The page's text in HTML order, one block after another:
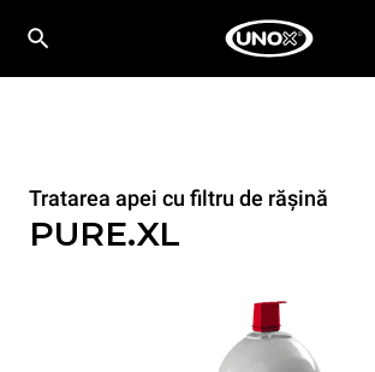
Tratarea apei cu filtru de rășină
PURE.XL